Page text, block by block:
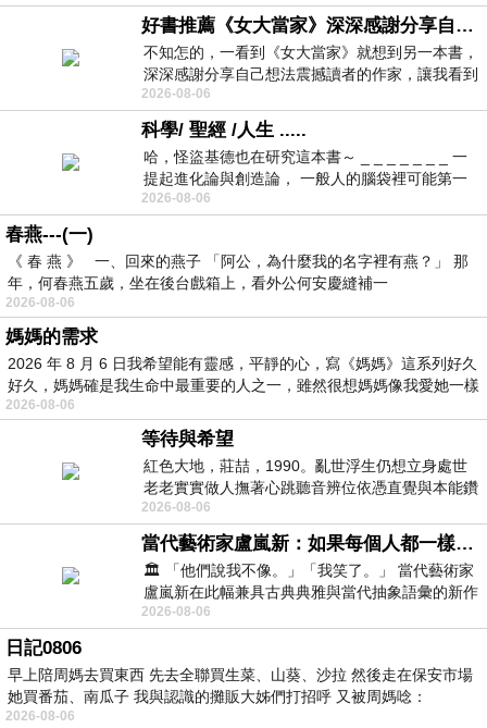
好書推薦《女大當家》深深感謝分享自己想法震撼讀者的作家，讓我看到不同樣貌的家庭！
不知怎的，一看到《女大當家》就想到另一本書，
深深感謝分享自己想法震撼讀者的作家，讓我看到
不同樣貌的家庭！ 《女大
2026-08-06
科學/ 聖經 /人生 .....
哈，怪盜基德也在研究這本書～ _ _ _ _ _ _ _ 一
提起進化論與創造論， 一般人的腦袋裡可能第一
時間就有「 進化論很科
2026-08-06
春燕---(一)
《 春 燕 》 一、回來的燕子 「阿公，為什麼我的名字裡有燕？」 那
年，何春燕五歲，坐在後台戲箱上，看外公何安慶縫補一
2026-08-06
媽媽的需求
2026 年 8 月 6 日我希望能有靈感，平靜的心，寫《媽媽》這系列好久
好久，媽媽確是我生命中最重要的人之一，雖然很想媽媽像我愛她一樣
2026-08-06
等待與希望
紅色大地，莊喆，1990。亂世浮生仍想立身處世
老老實實做人撫著心跳聽音辨位依憑直覺與本能鑽
向裂隙的亮處探索另一個心聲另一個共鳴的
2026-08-06
當代藝術家盧嵐新：如果每個人都一樣，這世界該有多無聊？
🏛️ 「他們說我不像。」「我笑了。」 當代藝術家
盧嵐新在此幅兼具古典典雅與當代抽象語彙的新作
中，以沈靜的藍色空間為背景，描繪了
2026-08-06
日記0806
早上陪周媽去買東西 先去全聯買生菜、山葵、沙拉 然後走在保安市場
她買番茄、南瓜子 我與認識的攤販大姊們打招呼 又被周媽唸：
2026-08-06